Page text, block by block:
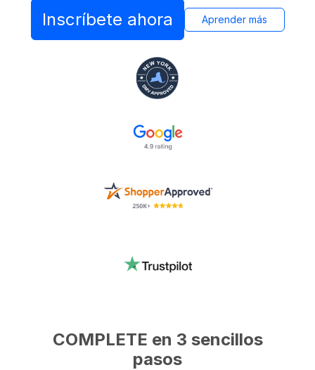
Inscríbete ahora Aprender más
COMPLETE en 3 sencillos
pasos